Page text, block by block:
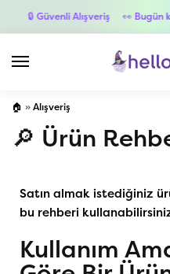
🔒 Güvenli Alışveriş 👀 Bugün kötü
🏠 » Alışveriş
🔎 Ürün
Satın almak istediğiniz
bu rehberi
Kullanım